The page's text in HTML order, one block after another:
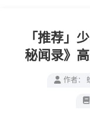
「推荐」
秘闻录》
生绝
作者：